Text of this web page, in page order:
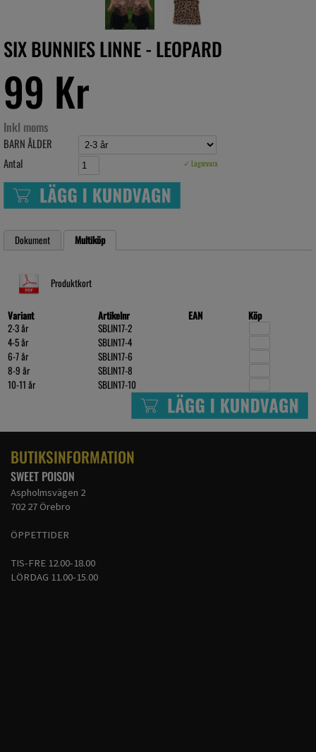
SIX BUNNIES LINNE - LEOPARD
99 Kr
Inkl moms
BARN ÅLDER
Antal
✓ Lagervara
Dokument Multiköp
Produktkort
Variant Artikelnr EAN
Köp
2-3 år
SBLIN17-2
4-5 år
SBLIN17-4
6-7 år
SBLIN17-6
8-9 år
SBLIN17-8
10-11 år
SBLIN17-10
BUTIKSINFORMATION
SWEET POISON
Aspholmsvägen 2
702 27 Örebro
ÖPPETTIDER
TIS-FRE 12.00-18.00
LÖRDAG 11.00-15.00